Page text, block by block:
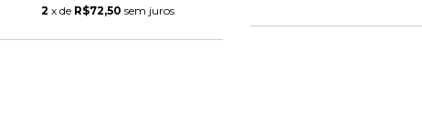
2 x de R$72,50 sem juros